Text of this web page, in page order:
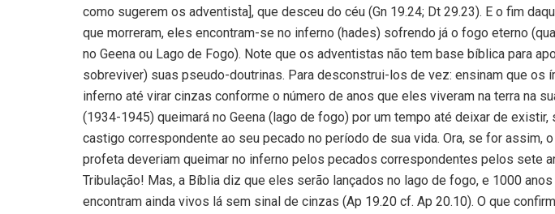
como sugerem os adventista], que desceu do céu (Gn 19.24; Dt 29.23). E o fim
que morreram, eles encontram-se no inferno (hades) sofrendo já o fogo eterno
no Geena ou Lago de Fogo). Note que os adventistas não tem base bíblica para
sobreviver) suas pseudo-doutrinas. Para desconstrui-los de vez: ensinam que os
inferno até virar cinzas conforme o número de anos que eles viveram na terra na
(1934-1945) queimará no Geena (lago de fogo) por um tempo até deixar de
castigo correspondente ao seu pecado no período de sua vida. Ora, se for assim,
profeta deveriam queimar no inferno pelos pecados correspondentes pelos sete
Tribulação! Mas, a Bíblia diz que eles serão lançados no lago de fogo, e 1000
encontram ainda vivos lá sem sinal de cinzas (Ap 19.20 cf. Ap 20.10). O que